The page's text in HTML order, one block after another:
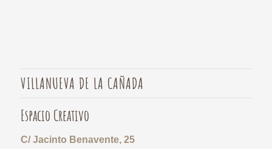
VILLANUEVA DE LA CAÑADA
Espacio Creativo
C/ Jacinto Benavente, 25